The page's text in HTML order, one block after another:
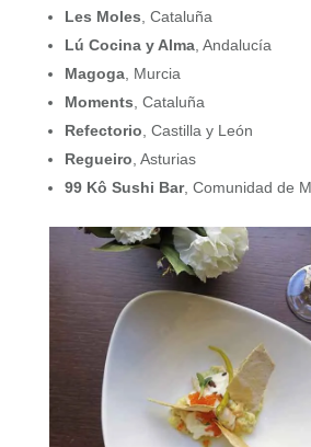
Les Moles , Cataluña
Lú Cocina y Alma, Andalucía
Magoga, Murcia
Moments , Cataluña
Refectorio , Castilla y León
Regueiro , Asturias
99 Kô Sushi Bar, Comunidad de